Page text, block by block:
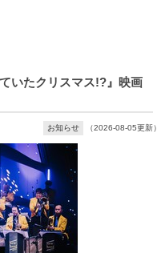
いたクリスマス!?』映画
お知らせ （2026-08-05更新）